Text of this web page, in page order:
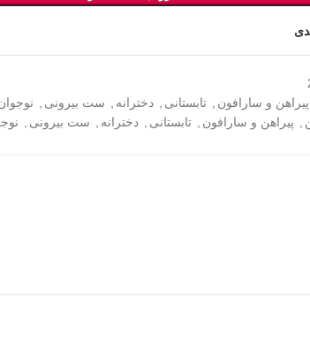
پیراهن و سارافون تابستانی دخترانه ست بیرونی
پیراهن و سارافون تابستانی دخترانه ست بیرونی